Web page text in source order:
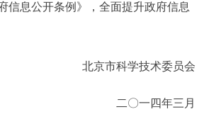
信息公开条例》，全面提升政府信息
北京市科学技术委员会
二〇一四年三月